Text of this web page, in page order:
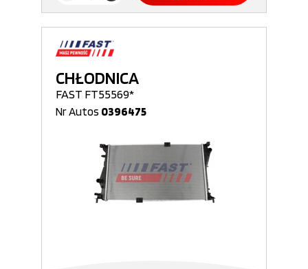
CHŁODNICA
FAST FT55569*
Nr Autos 0396475